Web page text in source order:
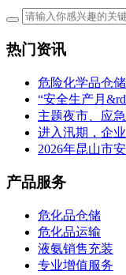
热门资讯
危险化学品仓
“安全生产月&rd
主题夜市、应
进入汛期，企
2026年昆山市
产品服务
危化品仓储
危化品运输
液氨销售充装
专业增值服务